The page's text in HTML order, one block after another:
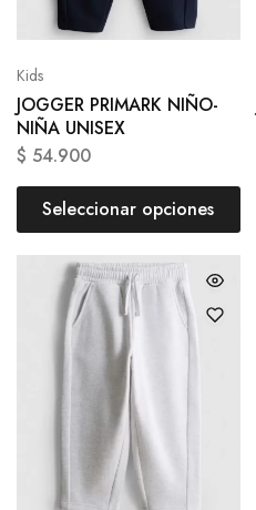
Kids
JOGGER PRIMARK NIÑO-
NIÑA UNISEX
$ 54.900
Seleccionar opciones